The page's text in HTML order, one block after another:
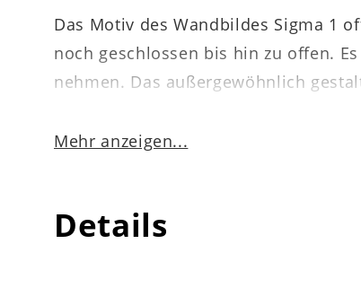
Das Motiv des Wandbildes Sigma 1
noch geschlossen bis hin zu offen.
nehmen. Das außergewöhnlich
einladendes Flair in den Raum, den
Mehr anzeigen...
Details